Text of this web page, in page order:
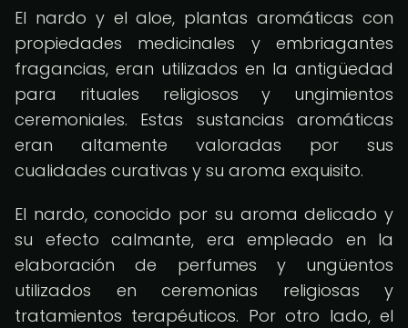
El nardo y el aloe, plantas aromáticas con
propiedades medicinales y embriagantes
fragancias, eran utilizados en la antigüedad
para rituales religiosos y ungimientos
ceremoniales. Estas sustancias aromáticas
eran altamente valoradas por sus
cualidades curativas y su aroma exquisito.
El nardo, conocido por su aroma delicado y
su efecto calmante, era empleado en la
elaboración de perfumes y ungüentos
utilizados en ceremonias religiosas y
tratamientos terapéuticos. Por otro lado, el